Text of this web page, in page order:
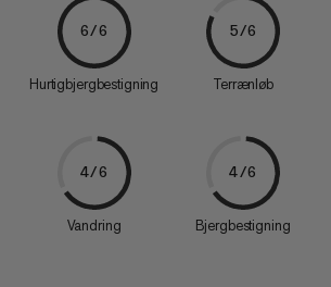
6/6
Hurtigbjergbestigning
5/6
Terrænløb
4/6
Vandring
4/6
Bjergbestigning